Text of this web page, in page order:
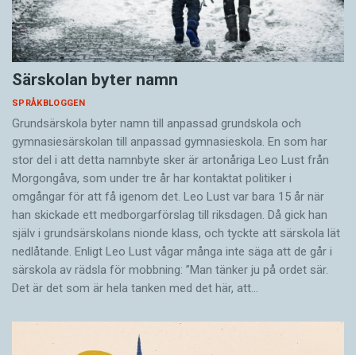
Särskolan byter namn
SPRÅKBLOGGEN
Grundsärskola byter namn till anpassad grundskola och
gymnasiesärskolan till anpassad gymnasieskola. En som har
stor del i att detta namnbyte sker är artonåriga Leo Lust från
Morgongåva, som under tre år har kontaktat politiker i
omgångar för att få igenom det. Leo Lust var bara 15 år när
han skickade ett medborgarförslag till riksdagen. Då gick han
själv i grundsärskolans nionde klass, och tyckte att särskola lät
nedlåtande. Enligt Leo Lust vågar många inte säga att de går i
särskola av rädsla för mobbning: ”Man tänker ju på ordet sär.
Det är det som är hela tanken med det här, att…